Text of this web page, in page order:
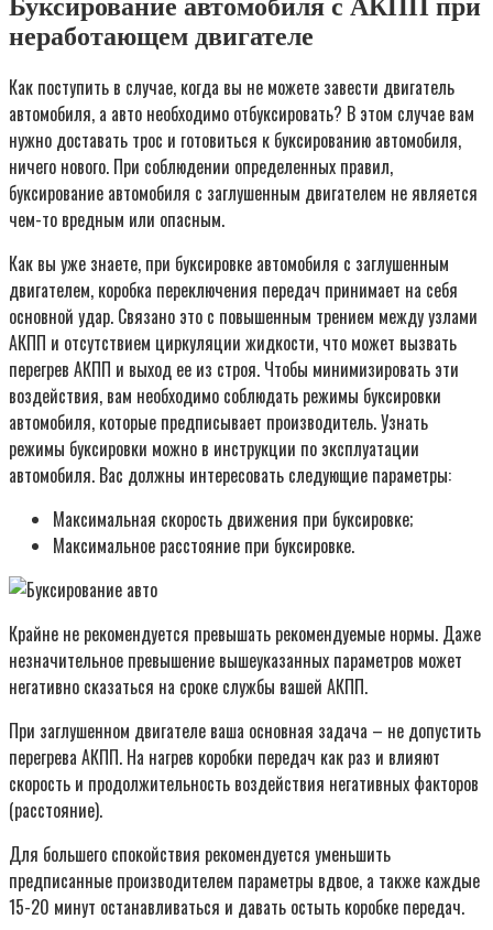
Буксирование автомобиля с АКПП при
неработающем двигателе
Как поступить в случае, когда вы не можете завести двигатель
автомобиля, а авто необходимо отбуксировать? В этом случае вам
нужно доставать трос и готовиться к буксированию автомобиля,
ничего нового. При соблюдении определенных правил,
буксирование автомобиля с заглушенным двигателем не является
чем-то вредным или опасным.
Как вы уже знаете, при буксировке автомобиля с заглушенным
двигателем, коробка переключения передач принимает на себя
основной удар. Связано это с повышенным трением между узлами
АКПП и отсутствием циркуляции жидкости, что может вызвать
перегрев АКПП и выход ее из строя. Чтобы минимизировать эти
воздействия, вам необходимо соблюдать режимы буксировки
автомобиля, которые предписывает производитель. Узнать
режимы буксировки можно в инструкции по эксплуатации
автомобиля. Вас должны интересовать следующие параметры:
Максимальная скорость движения при буксировке;
Максимальное расстояние при буксировке.
Крайне не рекомендуется превышать рекомендуемые нормы. Даже
незначительное превышение вышеуказанных параметров может
негативно сказаться на сроке службы вашей АКПП.
При заглушенном двигателе ваша основная задача – не допустить
перегрева АКПП. На нагрев коробки передач как раз и влияют
скорость и продолжительность воздействия негативных факторов
(расстояние).
Для большего спокойствия рекомендуется уменьшить
предписанные производителем параметры вдвое, а также каждые
15-20 минут останавливаться и давать остыть коробке передач.